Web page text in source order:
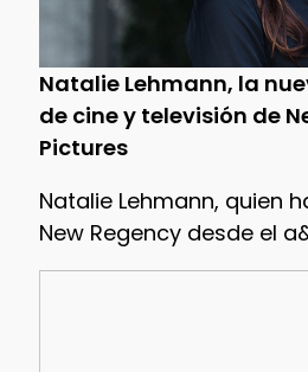
Natalie Lehmann, la
de cine y televisión de
Pictures
Natalie Lehmann, quien
New Regency desde el